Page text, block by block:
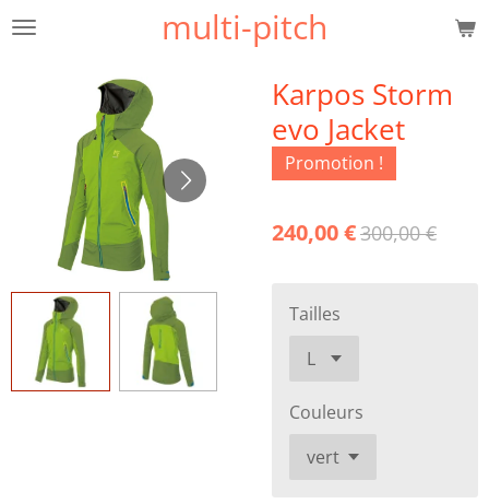
Passer
multi-pitch
Karpos Storm
evo Jacket
Promotion !
240,00 €300,00 €
Tailles
Couleurs